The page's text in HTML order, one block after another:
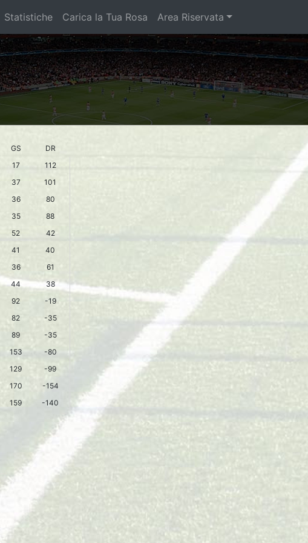
Statistiche Carica la Tua Rosa Area Riservata
GS
DR
17
112
37
101
36
80
35
88
52
42
41
40
36
61
44
38
92
-19
82
-35
89
-35
153
-80
129
-99
170
-154
159
-140